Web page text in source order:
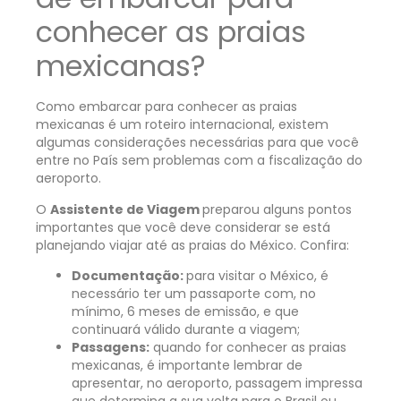
conhecer as praias
mexicanas?
Como embarcar para conhecer as praias
mexicanas é um roteiro internacional, existem
algumas considerações necessárias para que você
entre no País sem problemas com a fiscalização do
aeroporto.
O Assistente de Viagempreparou alguns pontos
importantes que você deve considerar se está
planejando viajar até as praias do México. Confira:
Documentação:para visitar o México, é
necessário ter um passaporte com, no
mínimo, 6 meses de emissão, e que
continuará válido durante a viagem;
Passagens: quando for conhecer as praias
mexicanas, é importante lembrar de
apresentar, no aeroporto, passagem impressa